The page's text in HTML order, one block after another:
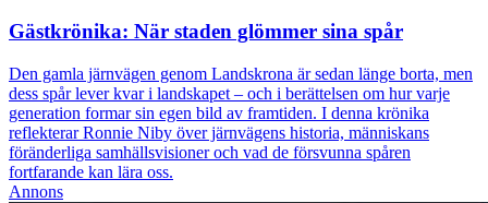
Gästkrönika: När staden glömmer sina spår
Den gamla järnvägen genom Landskrona är sedan länge borta, men
dess spår lever kvar i landskapet – och i berättelsen om hur varje
generation formar sin egen bild av framtiden. I denna krönika
reflekterar Ronnie Niby över järnvägens historia, människans
föränderliga samhällsvisioner och vad de försvunna spåren
fortfarande kan lära oss.
Annons